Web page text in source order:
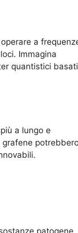
a
Immagina
quantistici basati
a lungo e
grafene
patogene